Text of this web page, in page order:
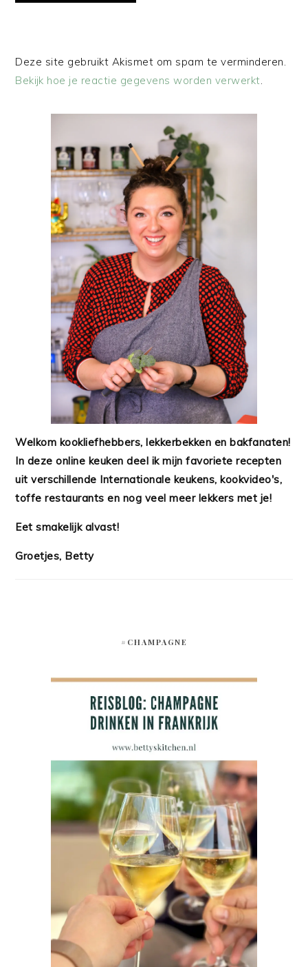
Deze site gebruikt Akismet om spam te verminderen.
Bekijk hoe je reactie gegevens worden verwerkt
Welkom kookliefhebbers, lekkerbekken en bakfanaten!
In deze online keuken deel ik mijn favoriete recepten
uit verschillende Internationale keukens, kookvideo's,
toffe restaurants en nog veel meer lekkers met je!
Eet smakelijk alvast!
Groetjes, Betty
#CHAMPAGNE